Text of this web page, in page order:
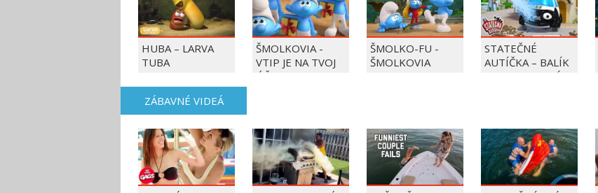
HUBA – LARVA
TUBA
ŠMOLKOVIA -
VTIP JE NA TVOJ
ÚČET
ŠMOLKO-FU -
ŠMOLKOVIA
STATEČNÉ
AUTÍČKA – BALÍK
PIERRE PRECLÍK
ZÁBAVNÉ VIDEÁ